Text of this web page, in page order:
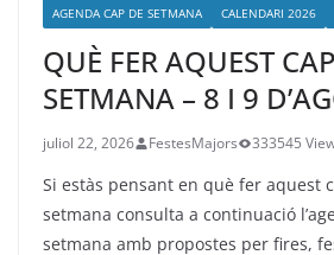
AGENDA CAP DE SETMANA CALENDARI 2026
QUÈ FER AQUEST
SETMANA – 8 I 9
juliol 22, 2026 FestesMajors 333545
Si estàs pensant en què fer aquest
setmana consulta a continuació
setmana amb propostes per fires,